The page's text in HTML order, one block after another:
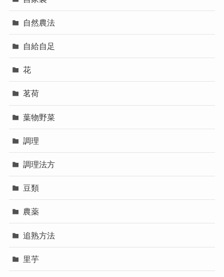
自然農法
自給自足
花
茗荷
葉物野菜
調理
調理法方
豆類
農薬
追熟方法
里芋